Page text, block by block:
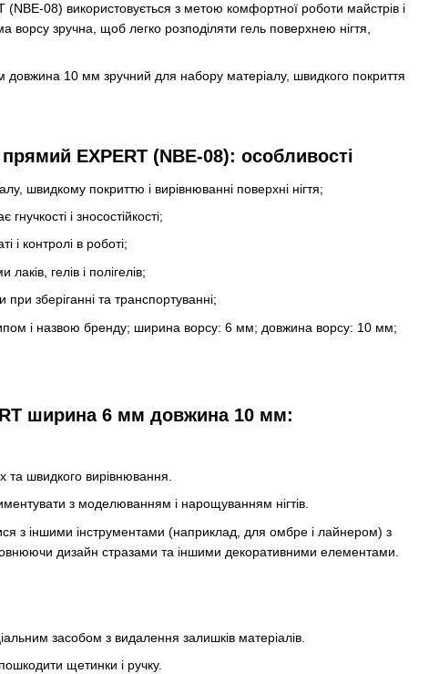
08) використовується з метою комфортної роботи майстрів і
ворсу зручна, щоб легко розподіляти гель поверхнею нігтя,
10 мм зручний для набору матеріалу, швидкого покриття
EXPERT (NBE-08): особливості
швидкому покриттю і вирівнюванні поверхні нігтя;
і зносостійкості;
і контролі в роботі;
гелів і полігелів;
зберіганні та транспортуванні;
і назвою бренду; ширина ворсу: 6 мм; довжина ворсу: 10 мм;
ширина 6 мм довжина 10 мм:
швидкого вирівнювання.
з моделюванням і нарощуванням нігтів.
з іншими інструментами (наприклад, для омбре і лайнером) з
дизайн стразами та іншими декоративними елементами.
засобом з видалення залишків матеріалів.
щетинки і ручку.